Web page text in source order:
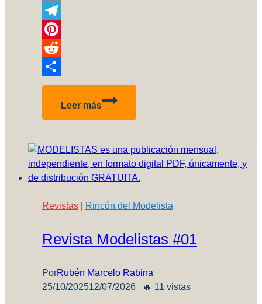
Copy
Link
Telegram
Pinterest
Reddit
Compartir
Leer más
Galería
ganadores
VII
Exposición
Concurso
de
–
Revistas Rincón del Modelista
Revista Modelistas #01
PorRubén Marcelo Rabina
25/10/202512/07/2026 🔥 11 vistas